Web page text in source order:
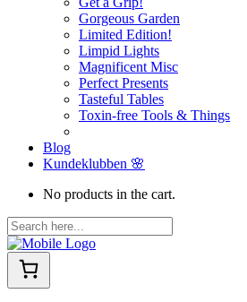
Gorgeous Garden
Limited Edition!
Limpid Lights
Magnificent Misc
Perfect Presents
Tasteful Tables
Toxin-free Tools & Things
Blog
Kundeklubben 🌸
No products in the cart.